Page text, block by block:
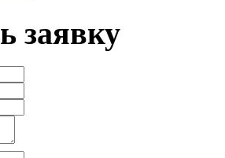
заявку